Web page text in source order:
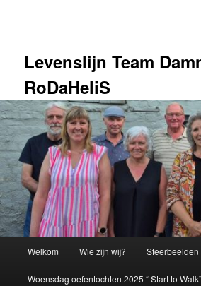
inhoudLevenslijn Team
RoDaHeliS
Welkom Wie zijn wij? Sfeerbeelden
Woensdag oefentochten 2025 “ Start to Walk”